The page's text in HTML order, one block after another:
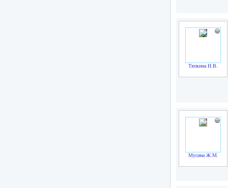
Тяпкина Н.В.
Мусина Ж.М.